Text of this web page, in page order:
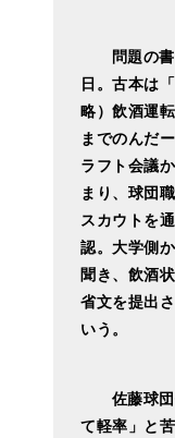
問題の書
日。古本は
略）飲酒運
までのんだ
ラフト会議
まり、球団
スカウトを
認。大学側
聞き、飲酒
省文を提出
いう。
佐藤球団
て軽率」と